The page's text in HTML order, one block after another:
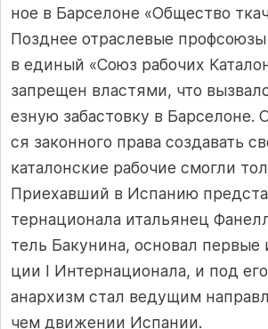
ное в Бар­се­ло­не «Общес­т­во
Поз­д­нее от­рас­ле­вые
в еди­ный «Со­юз ра­бо­чих
зап­ре­щен влас­тя­ми, что
ез­ную за­бас­тов­ку в Бар­се­ло­не.
ся за­кон­но­го пра­ва соз­да­вать
ка­та­лон­с­кие ра­бо­чие смог­ли
При­ехав­ший в Ис­па­нию
тер­на­ци­она­ла италь­янец
тель Ба­ку­ни­на, ос­но­вал
ции I Ин­тер­на­ци­она­ла, и под
анар­хизм стал ве­ду­щим
чем дви­же­нии Ис­па­нии.